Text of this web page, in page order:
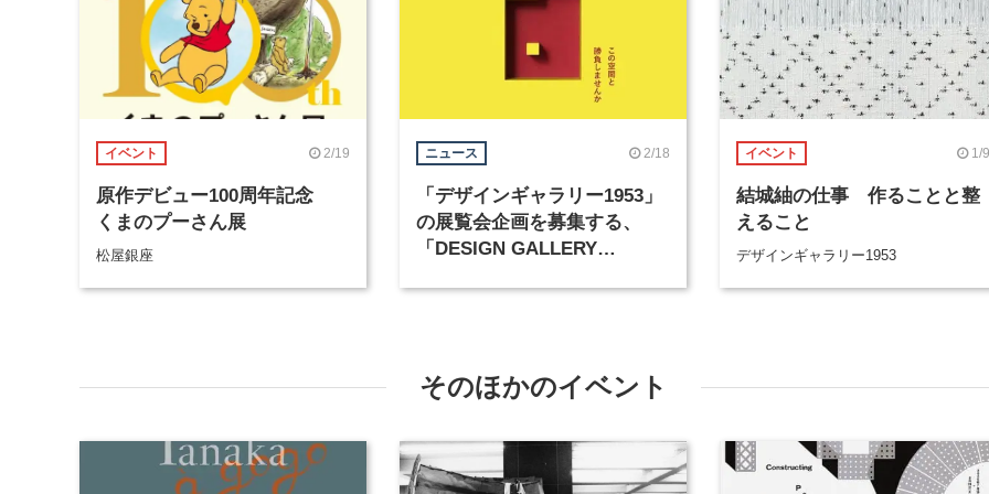
イベント 2/19
原作デビュー100周年記念
くまのプーさん展
松屋銀座
ニュース 2/18
「デザインギャラリー1953」
の展覧会企画を募集する、
「DESIGN GALLERY
イベント 1/9
結城紬の仕事 作ることと整
えること
デザインギャラリー1953
そのほかのイベント